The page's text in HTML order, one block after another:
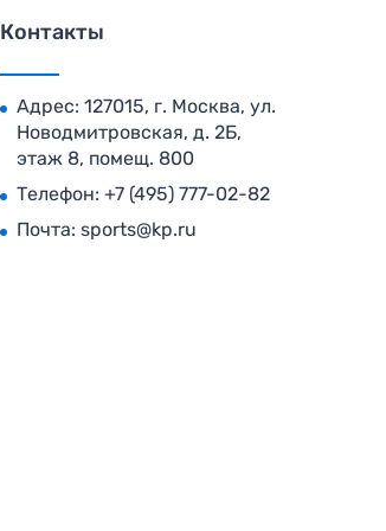
Контакты
Адрес: 127015, г. Москва, ул.
Новодмитровская, д. 2Б,
этаж 8, помещ. 800
Телефон: +7 (495) 777-02-82
Почта: sports@kp.ru